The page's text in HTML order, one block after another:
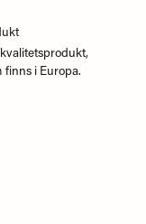
i Europa.